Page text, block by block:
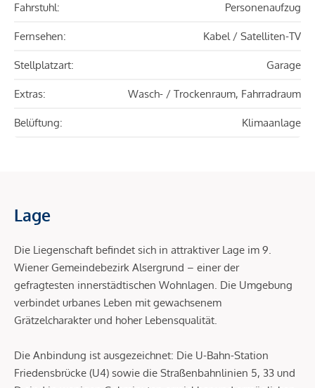
Fahrstuhl: Personenaufzug
Fernsehen: Kabel / Satelliten-TV
Stellplatzart: Garage
Extras: Wasch- / Trockenraum, Fahrradraum
Belüftung: Klimaanlage
Lage
Die Liegenschaft befindet sich in attraktiver Lage im 9.
Wiener Gemeindebezirk Alsergrund – einer der
gefragtesten innerstädtischen Wohnlagen. Die Umgebung
verbindet urbanes Leben mit gewachsenem
Grätzelcharakter und hoher Lebensqualität.
Die Anbindung ist ausgezeichnet: Die U-Bahn-Station
Friedensbrücke (U4) sowie die Straßenbahnlinien 5, 33 und